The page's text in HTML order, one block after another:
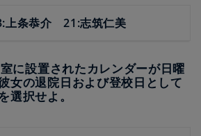
条恭介 21:志筑仁美
に設置されたカレンダーが日曜
女の退院日および登校日として
選択せよ。